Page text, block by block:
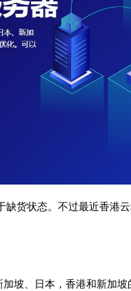
货状态。不过最近香港
坡、日本，香港和新加坡